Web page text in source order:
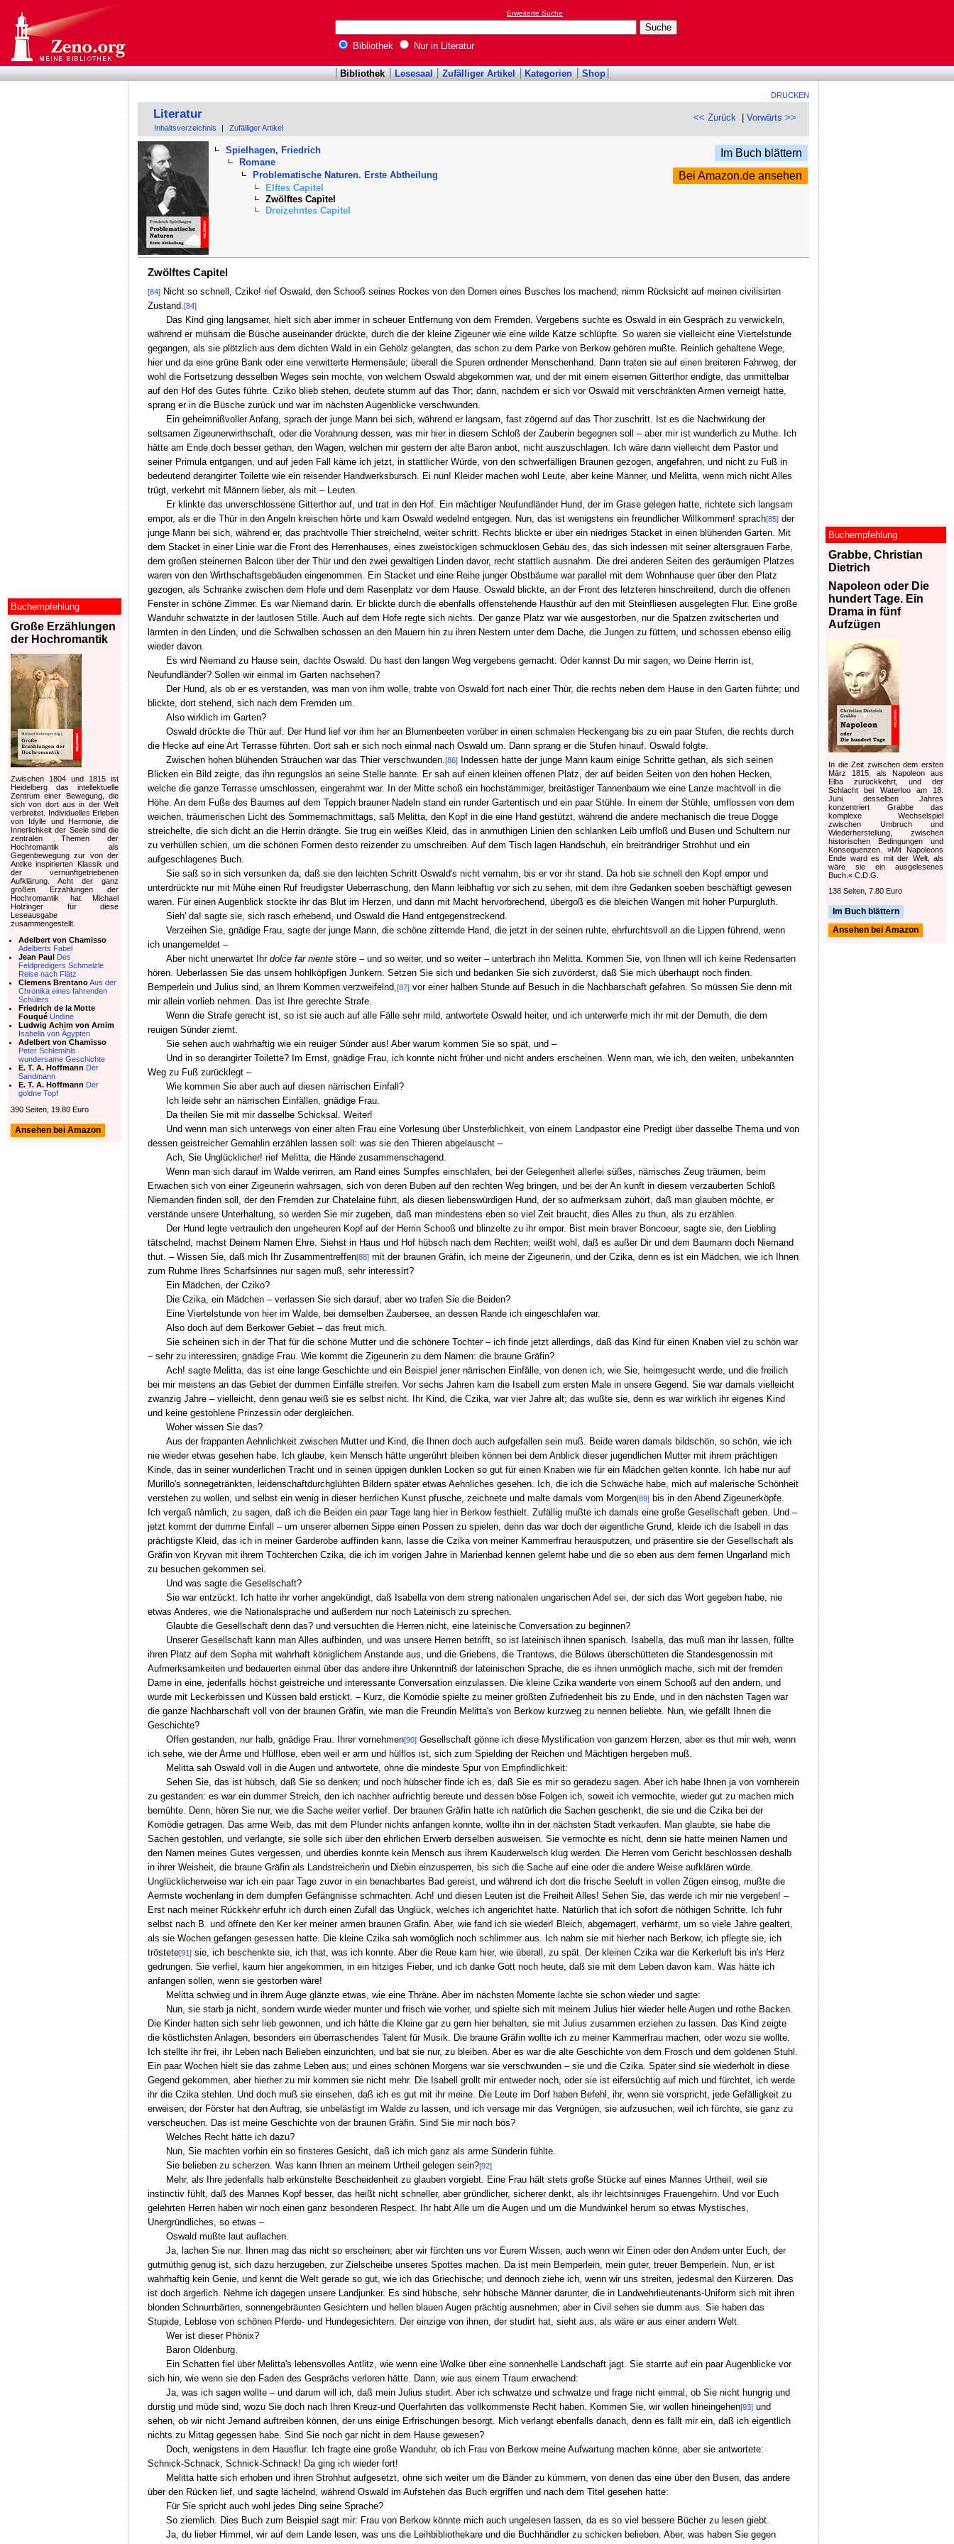
Erweiterte Suche
Bibliothek Nur in Literatur
Bibliothek Lesesaal Zufälliger Artikel Kategorien Shop
DRUCKEN
<< Zurück |Vorwärts >>
Literatur
Inhaltsverzeichnis Zufälliger Artikel
Spielhagen, Friedrich
Romane
Problematische Naturen. Erste Abtheilung
Elftes Capitel
Zwölftes Capitel
Dreizehntes Capitel
Im Buch blättern
Bei Amazon.de ansehen
Zwölftes Capitel
[84]Nicht so schnell, Cziko! rief Oswald, den Schooß seines Rockes von den Dornen eines Busches los machend; nimm Rücksicht auf meinen civilisirten
Zustand. [84]
Das Kind ging langsamer, hielt sich aber immer in scheuer Entfernung von dem Fremden. Vergebens suchte es Oswald in ein Gespräch zu verwickeln,
während er mühsam die Büsche auseinander drückte, durch die der kleine Zigeuner wie eine wilde Katze schlüpfte. So waren sie vielleicht eine Viertelstunde
gegangen, als sie plötzlich aus dem dichten Wald in ein Gehölz gelangten, das schon zu dem Parke von Berkow gehören mußte. Reinlich gehaltene Wege,
hier und da eine grüne Bank oder eine verwitterte Hermensäule; überall die Spuren ordnender Menschenhand. Dann traten sie auf einen breiteren Fahrweg, der
wohl die Fortsetzung desselben Weges sein mochte, von welchem Oswald abgekommen war, und der mit einem eisernen Gitterthor endigte, das unmittelbar
auf den Hof des Gutes führte. Cziko blieb stehen, deutete stumm auf das Thor; dann, nachdem er sich vor Oswald mit verschränkten Armen verneigt hatte,
sprang er in die Büsche zurück und war im nächsten Augenblicke verschwunden.
Ein geheimnißvoller Anfang, sprach der junge Mann bei sich, während er langsam, fast zögernd auf das Thor zuschritt. Ist es die Nachwirkung der
seltsamen Zigeunerwirthschaft, oder die Vorahnung dessen, was mir hier in diesem Schloß der Zauberin begegnen soll – aber mir ist wunderlich zu Muthe. Ich
hätte am Ende doch besser gethan, den Wagen, welchen mir gestern der alte Baron anbot, nicht auszuschlagen. Ich wäre dann vielleicht dem Pastor und
seiner Primula entgangen, und auf jeden Fall käme ich jetzt, in stattlicher Würde, von den schwerfälligen Braunen gezogen, angefahren, und nicht zu Fuß in
bedeutend derangirter Toilette wie ein reisender Handwerksbursch. Ei nun! Kleider machen wohl Leute, aber keine Männer, und Melitta, wenn mich nicht Alles
trügt, verkehrt mit Männern lieber, als mit – Leuten.
Er klinkte das unverschlossene Gitterthor auf, und trat in den Hof. Ein mächtiger Neufundländer Hund, der im Grase gelegen hatte, richtete sich langsam
empor, als er die Thür in den Angeln kreischen hörte und kam Oswald wedelnd entgegen. Nun, das ist wenigstens ein freundlicher Willkommen! sprach[85]der
junge Mann bei sich, während er, das prachtvolle Thier streichelnd, weiter schritt. Rechts blickte er über ein niedriges Stacket in einen blühenden Garten. Mit
dem Stacket in einer Linie war die Front des Herrenhauses, eines zweistöckigen schmucklosen Gebäu des, das sich indessen mit seiner altersgrauen Farbe,
dem großen steinernen Balcon über der Thür und den zwei gewaltigen Linden davor, recht stattlich ausnahm. Die drei anderen Seiten des geräumigen Platzes
waren von den Wirthschaftsgebäuden eingenommen. Ein Stacket und eine Reihe junger Obstbäume war parallel mit dem Wohnhause quer über den Platz
gezogen, als Schranke zwischen dem Hofe und dem Rasenplatz vor dem Hause. Oswald blickte, an der Front des letzteren hinschreitend, durch die offenen
Fenster in schöne Zimmer. Es war Niemand darin. Er blickte durch die ebenfalls offenstehende Hausthür auf den mit Steinfliesen ausgelegten Flur. Eine große
Wanduhr schwatzte in der lautlosen Stille. Auch auf dem Hofe regte sich nichts. Der ganze Platz war wie ausgestorben, nur die Spatzen zwitscherten und
lärmten in den Linden, und die Schwalben schossen an den Mauern hin zu ihren Nestern unter dem Dache, die Jungen zu füttern, und schossen ebenso eilig
wieder davon.
Es wird Niemand zu Hause sein, dachte Oswald. Du hast den langen Weg vergebens gemacht. Oder kannst Du mir sagen, wo Deine Herrin ist,
Neufundländer? Sollen wir einmal im Garten nachsehen?
Der Hund, als ob er es verstanden, was man von ihm wolle, trabte von Oswald fort nach einer Thür, die rechts neben dem Hause in den Garten führte; und
blickte, dort stehend, sich nach dem Fremden um.
Also wirklich im Garten?
Oswald drückte die Thür auf. Der Hund lief vor ihm her an Blumenbeeten vorüber in einen schmalen Heckengang bis zu ein paar Stufen, die rechts durch
die Hecke auf eine Art Terrasse führten. Dort sah er sich noch einmal nach Oswald um. Dann sprang er die Stufen hinauf. Oswald folgte.
Zwischen hohen blühenden Sträuchen war das Thier verschwunden.[86]
Indessen hatte der junge Mann kaum einige Schritte gethan, als sich seinen
Blicken ein Bild zeigte, das ihn regungslos an seine Stelle bannte. Er sah auf einen kleinen offenen Platz, der auf beiden Seiten von den hohen Hecken,
welche die ganze Terrasse umschlossen, eingerahmt war. In der Mitte schoß ein hochstämmiger, breitästiger Tannenbaum wie eine Lanze machtvoll in die
Höhe. An dem Fuße des Baumes auf dem Teppich brauner Nadeln stand ein runder Gartentisch und ein paar Stühle. In einem der Stühle, umflossen von dem
weichen, träumerischen Licht des Sommernachmittags, saß Melitta, den Kopf in die eine Hand gestützt, während die andere mechanisch die treue Dogge
streichelte, die sich dicht an die Herrin drängte. Sie trug ein weißes Kleid, das in anmuthigen Linien den schlanken Leib umfloß und Busen und Schultern nur
zu verhüllen schien, um die schönen Formen desto reizender zu umschreiben. Auf dem Tisch lagen Handschuh, ein breiträndriger Strohhut und ein
aufgeschlagenes Buch.
Sie saß so in sich versunken da, daß sie den leichten Schritt Oswald's nicht vernahm, bis er vor ihr stand. Da hob sie schnell den Kopf empor und
unterdrückte nur mit Mühe einen Ruf freudigster Ueberraschung, den Mann leibhaftig vor sich zu sehen, mit dem ihre Gedanken soeben beschäftigt gewesen
waren. Für einen Augenblick stockte ihr das Blut im Herzen, und dann mit Macht hervorbrechend, übergoß es die bleichen Wangen mit hoher Purpurgluth.
Sieh' da! sagte sie, sich rasch erhebend, und Oswald die Hand entgegenstreckend.
Verzeihen Sie, gnädige Frau, sagte der junge Mann, die schöne zitternde Hand, die jetzt in der seinen ruhte, ehrfurchtsvoll an die Lippen führend, wenn
ich unangemeldet –
Aber nicht unerwartet Ihrdolce far niente störe – und so weiter, und so weiter – unterbrach ihn Melitta. Kommen Sie, von Ihnen will ich keine Redensarten
hören. Ueberlassen Sie das unsern hohlköpfigen Junkern. Setzen Sie sich und bedanken Sie sich zuvörderst, daß Sie mich überhaupt noch finden.
Bemperlein und Julius sind, an Ihrem Kommen verzweifelnd, [87]vor einer halben Stunde auf Besuch in die Nachbarschaft gefahren. So müssen Sie denn mit
mir allein vorlieb nehmen. Das ist Ihre gerechte Strafe.
Wenn die Strafe gerecht ist, so ist sie auch auf alle Fälle sehr mild, antwortete Oswald heiter, und ich unterwerfe mich ihr mit der Demuth, die dem
reuigen Sünder ziemt.
Sie sehen auch wahrhaftig wie ein reuiger Sünder aus! Aber warum kommen Sie so spät, und –
Und in so derangirter Toilette? Im Ernst, gnädige Frau, ich konnte nicht früher und nicht anders erscheinen. Wenn man, wie ich, den weiten, unbekannten
Weg zu Fuß zurücklegt –
Wie kommen Sie aber auch auf diesen närrischen Einfall?
Ich leide sehr an närrischen Einfällen, gnädige Frau.
Da theilen Sie mit mir dasselbe Schicksal. Weiter!
Und wenn man sich unterwegs von einer alten Frau eine Vorlesung über Unsterblichkeit, von einem Landpastor eine Predigt über dasselbe Thema und von
dessen geistreicher Gemahlin erzählen lassen soll: was sie den Thieren abgelauscht –
Ach, Sie Unglücklicher! rief Melitta, die Hände zusammenschagend.
Wenn man sich darauf im Walde verirren, am Rand eines Sumpfes einschlafen, bei der Gelegenheit allerlei süßes, närrisches Zeug träumen, beim
Erwachen sich von einer Zigeunerin wahrsagen, sich von deren Buben auf den rechten Weg bringen, und bei der An kunft in diesem verzauberten Schloß
Niemanden finden soll, der den Fremden zur Chatelaine führt, als diesen liebenswürdigen Hund, der so aufmerksam zuhört, daß man glauben möchte, er
verstände unsere Unterhaltung, so werden Sie mir zugeben, daß man mindestens eben so viel Zeit braucht, dies Alles zu thun, als zu erzählen.
Der Hund legte vertraulich den ungeheuren Kopf auf der Herrin Schooß und blinzelte zu ihr empor. Bist mein braver Boncoeur, sagte sie, den Liebling
tätschelnd, machst Deinem Namen Ehre. Siehst in Haus und Hof hübsch nach dem Rechten; weißt wohl, daß es außer Dir und dem Baumann doch Niemand
thut. – Wissen Sie, daß mich Ihr Zusammentreffen[88]mit der braunen Gräfin, ich meine der Zigeunerin, und der Czika, denn es ist ein Mädchen, wie ich Ihnen
zum Ruhme Ihres Scharfsinnes nur sagen muß, sehr interessirt?
Ein Mädchen, der Cziko?
Die Czika, ein Mädchen – verlassen Sie sich darauf; aber wo trafen Sie die Beiden?
Eine Viertelstunde von hier im Walde, bei demselben Zaubersee, an dessen Rande ich eingeschlafen war.
Also doch auf dem Berkower Gebiet – das freut mich.
Sie scheinen sich in der That für die schöne Mutter und die schönere Tochter – ich finde jetzt allerdings, daß das Kind für einen Knaben viel zu schön war
– sehr zu interessiren, gnädige Frau. Wie kommt die Zigeunerin zu dem Namen: die braune Gräfin?
Ach! sagte Melitta, das ist eine lange Geschichte und ein Beispiel jener närrischen Einfälle, von denen ich, wie Sie, heimgesucht werde, und die freilich
bei mir meistens an das Gebiet der dummen Einfälle streifen. Vor sechs Jahren kam die Isabell zum ersten Male in unsere Gegend. Sie war damals vielleicht
zwanzig Jahre – vielleicht, denn genau weiß sie es selbst nicht. Ihr Kind, die Czika, war vier Jahre alt; das wußte sie, denn es war wirklich ihr eigenes Kind
und keine gestohlene Prinzessin oder dergleichen.
Woher wissen Sie das?
Aus der frappanten Aehnlichkeit zwischen Mutter und Kind, die Ihnen doch auch aufgefallen sein muß. Beide waren damals bildschön, so schön, wie ich
nie wieder etwas gesehen habe. Ich glaube, kein Mensch hätte ungerührt bleiben können bei dem Anblick dieser jugendlichen Mutter mit ihrem prächtigen
Kinde, das in seiner wunderlichen Tracht und in seinen üppigen dunklen Locken so gut für einen Knaben wie für ein Mädchen gelten konnte. Ich habe nur auf
Murillo's sonnegetränkten, leidenschaftdurchglühten Bildern später etwas Aehnliches gesehen. Ich, die ich die Schwäche habe, mich auf malerische Schönheit
verstehen zu wollen, und selbst ein wenig in dieser herrlichen Kunst pfusche, zeichnete und malte damals vom Morgen[89]bis in den Abend Zigeunerköpfe.
Ich vergaß nämlich, zu sagen, daß ich die Beiden ein paar Tage lang hier in Berkow festhielt. Zufällig mußte ich damals eine große Gesellschaft geben. Und –
jetzt kommt der dumme Einfall – um unserer albernen Sippe einen Possen zu spielen, denn das war doch der eigentliche Grund, kleide ich die Isabell in das
prächtigste Kleid, das ich in meiner Garderobe auffinden kann, lasse die Czika von meiner Kammerfrau herausputzen, und präsentire sie der Gesellschaft als
Gräfin von Kryvan mit ihrem Töchterchen Czika, die ich im vorigen Jahre in Marienbad kennen gelernt habe und die so eben aus dem fernen Ungarland mich
zu besuchen gekommen sei.
Und was sagte die Gesellschaft?
Sie war entzückt. Ich hatte ihr vorher angekündigt, daß Isabella von dem streng nationalen ungarischen Adel sei, der sich das Wort gegeben habe, nie
etwas Anderes, wie die Nationalsprache und außerdem nur noch Lateinisch zu sprechen.
Glaubte die Gesellschaft denn das? und versuchten die Herren nicht, eine lateinische Conversation zu beginnen?
Unserer Gesellschaft kann man Alles aufbinden, und was unsere Herren betrifft, so ist lateinisch ihnen spanisch. Isabella, das muß man ihr lassen, füllte
ihren Platz auf dem Sopha mit wahrhaft königlichem Anstande aus, und die Griebens, die Trantows, die Bülows überschütteten die Standesgenossin mit
Aufmerksamkeiten und bedauerten einmal über das andere ihre Unkenntniß der lateinischen Sprache, die es ihnen unmöglich mache, sich mit der fremden
Dame in eine, jedenfalls höchst geistreiche und interessante Conversation einzulassen. Die kleine Czika wanderte von einem Schooß auf den andern, und
wurde mit Leckerbissen und Küssen bald erstickt. – Kurz, die Komödie spielte zu meiner größten Zufriedenheit bis zu Ende, und in den nächsten Tagen war
die ganze Nachbarschaft voll von der braunen Gräfin, wie man die Freundin Melitta's von Berkow kurzweg zu nennen beliebte. Nun, wie gefällt Ihnen die
Geschichte?
Offen gestanden, nur halb, gnädige Frau. Ihrer vornehmen[90] Gesellschaft gönne ich diese Mystification von ganzem Herzen, aber es thut mir weh, wenn
ich sehe, wie der Arme und Hülflose, eben weil er arm und hülflos ist, sich zum Spielding der Reichen und Mächtigen hergeben muß.
Melitta sah Oswald voll in die Augen und antwortete, ohne die mindeste Spur von Empfindlichkeit:
Sehen Sie, das ist hübsch, daß Sie so denken; und noch hübscher finde ich es, daß Sie es mir so geradezu sagen. Aber ich habe Ihnen ja von vornherein
zu gestanden: es war ein dummer Streich, den ich nachher aufrichtig bereute und dessen böse Folgen ich, soweit ich vermochte, wieder gut zu machen mich
bemühte. Denn, hören Sie nur, wie die Sache weiter verlief. Der braunen Gräfin hatte ich natürlich die Sachen geschenkt, die sie und die Czika bei der
Komödie getragen. Das arme Weib, das mit dem Plunder nichts anfangen konnte, wollte ihn in der nächsten Stadt verkaufen. Man glaubte, sie habe die
Sachen gestohlen, und verlangte, sie solle sich über den ehrlichen Erwerb derselben ausweisen. Sie vermochte es nicht, denn sie hatte meinen Namen und
den Namen meines Gutes vergessen, und überdies konnte kein Mensch aus ihrem Kauderwelsch klug werden. Die Herren vom Gericht beschlossen deshalb
in ihrer Weisheit, die braune Gräfin als Landstreicherin und Diebin einzusperren, bis sich die Sache auf eine oder die andere Weise aufklären würde.
Unglücklicherweise war ich ein paar Tage zuvor in ein benachbartes Bad gereist, und während ich dort die frische Seeluft in vollen Zügen einsog, mußte die
Aermste wochenlang in dem dumpfen Gefängnisse schmachten. Ach! und diesen Leuten ist die Freiheit Alles! Sehen Sie, das werde ich mir nie vergeben! –
Erst nach meiner Rückkehr erfuhr ich durch einen Zufall das Unglück, welches ich angerichtet hatte. Natürlich that ich sofort die nöthigen Schritte. Ich fuhr
selbst nach B. und öffnete den Ker ker meiner armen braunen Gräfin. Aber, wie fand ich sie wieder! Bleich, abgemagert, verhärmt, um so viele Jahre gealtert,
als sie Wochen gefangen gesessen hatte. Die kleine Czika sah womöglich noch schlimmer aus. Ich nahm sie mit hierher nach Berkow; ich pflegte sie, ich
tröstete[91]sie, ich beschenkte sie, ich that, was ich konnte. Aber die Reue kam hier, wie überall, zu spät. Der kleinen Czika war die Kerkerluft bis in's Herz
gedrungen. Sie verfiel, kaum hier angekommen, in ein hitziges Fieber, und ich danke Gott noch heute, daß sie mit dem Leben davon kam. Was hätte ich
anfangen sollen, wenn sie gestorben wäre!
Melitta schwieg und in ihrem Auge glänzte etwas, wie eine Thräne. Aber im nächsten Momente lachte sie schon wieder und sagte:
Nun, sie starb ja nicht, sondern wurde wieder munter und frisch wie vorher, und spielte sich mit meinem Julius hier wieder helle Augen und rothe Backen.
Die Kinder hatten sich sehr lieb gewonnen, und ich hätte die Kleine gar zu gern hier behalten, sie mit Julius zusammen erziehen zu lassen. Das Kind zeigte
die köstlichsten Anlagen, besonders ein überraschendes Talent für Musik. Die braune Gräfin wollte ich zu meiner Kammerfrau machen, oder wozu sie wollte.
Ich stellte ihr frei, ihr Leben nach Belieben einzurichten, und bat sie nur, zu bleiben. Aber es war die alte Geschichte von dem Frosch und dem goldenen Stuhl.
Ein paar Wochen hielt sie das zahme Leben aus; und eines schönen Morgens war sie verschwunden – sie und die Czika. Später sind sie wiederholt in diese
Gegend gekommen, aber hierher zu mir kommen sie nicht mehr. Die Isabell grollt mir entweder noch, oder sie ist eifersüchtig auf mich und fürchtet, ich werde
ihr die Czika stehlen. Und doch muß sie einsehen, daß ich es gut mit ihr meine. Die Leute im Dorf haben Befehl, ihr, wenn sie vorspricht, jede Gefälligkeit zu
erweisen; der Förster hat den Auftrag, sie unbelästigt im Walde zu lassen, und ich versage mir das Vergnügen, sie aufzusuchen, weil ich fürchte, sie ganz zu
verscheuchen. Das ist meine Geschichte von der braunen Gräfin. Sind Sie mir noch bös?
Welches Recht hätte ich dazu?
Nun, Sie machten vorhin ein so finsteres Gesicht, daß ich mich ganz als arme Sünderin fühlte.
Sie belieben zu scherzen. Was kann Ihnen an meinem Urtheil gelegen sein?[92]
Mehr, als Ihre jedenfalls halb erkünstelte Bescheidenheit zu glauben vorgiebt. Eine Frau hält stets große Stücke auf eines Mannes Urtheil, weil sie
instinctiv fühlt, daß des Mannes Kopf besser, das heißt nicht schneller, aber gründlicher, sicherer denkt, als ihr leichtsinniges Frauengehirn. Und vor Euch
gelehrten Herren haben wir noch einen ganz besonderen Respect. Ihr habt Alle um die Augen und um die Mundwinkel herum so etwas Mystisches,
Unergründliches, so etwas –
Oswald mußte laut auflachen.
Ja, lachen Sie nur. Ihnen mag das nicht so erscheinen; aber wir fürchten uns vor Eurem Wissen, auch wenn wir Einen oder den Andern unter Euch, der
gutmüthig genug ist, sich dazu herzugeben, zur Zielscheibe unseres Spottes machen. Da ist mein Bemperlein, mein guter, treuer Bemperlein. Nun, er ist
wahrhaftig kein Genie, und kennt die Welt gerade so gut, wie ich das Griechische; und dennoch ziehe ich, wenn wir uns streiten, jedesmal den Kürzeren. Das
ist doch ärgerlich. Nehme ich dagegen unsere Landjunker. Es sind hübsche, sehr hübsche Männer darunter, die in Landwehrlieutenants-Uniform sich mit ihren
blonden Schnurrbärten, sonnengebräunten Gesichtern und hellen blauen Augen prächtig ausnehmen; aber in Civil sehen sie dumm aus. Sie haben das
Stupide, Leblose von schönen Pferde- und Hundegesichtern. Der einzige von ihnen, der studirt hat, sieht aus, als wäre er aus einer andern Welt.
Wer ist dieser Phönix?
Baron Oldenburg.
Ein Schatten fiel über Melitta's lebensvolles Antlitz, wie wenn eine Wolke über eine sonnenhelle Landschaft jagt. Sie starrte auf ein paar Augenblicke vor
sich hin, wie wenn sie den Faden des Gesprächs verloren hätte. Dann, wie aus einem Traum erwachend:
Ja, was ich sagen wollte – und darum will ich, daß mein Julius studirt. Aber ich schwatze und schwatze und frage nicht einmal, ob Sie nicht hungrig und
durstig und müde sind, wozu Sie doch nach Ihren Kreuz-und Querfahrten das vollkommenste Recht haben. Kommen Sie, wir wollen hineingehen[93]und
sehen, ob wir nicht Jemand auftreiben können, der uns einige Erfrischungen besorgt. Mich verlangt ebenfalls danach, denn es fällt mir ein, daß ich eigentlich
nichts zu Mittag gegessen habe. Sind Sie noch gar nicht in dem Hause gewesen?
Doch, wenigstens in dem Hausflur. Ich fragte eine große Wanduhr, ob ich Frau von Berkow meine Aufwartung machen könne, aber sie antwortete:
Schnick-Schnack, Schnick-Schnack! Da ging ich wieder fort!
Melitta hatte sich erhoben und ihren Strohhut aufgesetzt, ohne sich weiter um die Bänder zu kümmern, von denen das eine über den Busen, das andere
über den Rücken lief, und sagte lächelnd, während Oswald im Aufstehen das Buch ergriffen und nach dem Titel gesehen hatte:
Für Sie spricht auch wohl jedes Ding seine Sprache?
So ziemlich. Dies Buch zum Beispiel sagt mir: Frau von Berkow könnte mich auch ungelesen lassen, da es so viel bessere Bücher zu lesen giebt.
Ja, du lieber Himmel, wir auf dem Lande lesen, was uns die Leihbibliothekare und die Buchhändler zu schicken belieben. Aber, was haben Sie gegen
Buchempfehlung
Grabbe, Christian
Dietrich
Napoleon oder Die
hundert Tage. Ein
Drama in fünf
Aufzügen
In die Zeit zwischen dem ersten
März 1815, als Napoleon aus
Elba zurückkehrt, und der
Schlacht bei Waterloo am 18.
Juni desselben Jahres
konzentriert Grabbe das
komplexe Wechselspiel
zwischen Umbruch und
Wiederherstellung, zwischen
historischen Bedingungen und
Konsequenzen. »Mit Napoleons
Ende ward es mit der Welt, als
wäre sie ein ausgelesenes
Buch.« C.D.G.
138 Seiten, 7.80 Euro
Im Buch blättern
Ansehen bei Amazon
Buchempfehlung
Große Erzählungen
der Hochromantik
Zwischen 1804 und 1815 ist
Heidelberg das intellektuelle
Zentrum einer Bewegung, die
sich von dort aus in der Welt
verbreitet. Individuelles Erleben
von Idylle und Harmonie, die
Innerlichkeit der Seele sind die
zentralen Themen der
Hochromantik als
Gegenbewegung zur von der
Antike inspirierten Klassik und
der vernunftgetriebenen
Aufklärung. Acht der ganz
großen Erzählungen der
Hochromantik hat Michael
Holzinger für diese
Leseausgabe
zusammengestellt.
Adelbert von Chamisso
Adelberts Fabel
Jean Paul Des
Feldpredigers Schmelzle
Reise nach Flätz
Clemens BrentanoAus der
Chronika eines fahrenden
Schülers
Friedrich de la Motte
Fouqué Undine
Ludwig Achim von Arnim
Isabella von Ägypten
Adelbert von Chamisso
Peter Schlemihls
wundersame Geschichte
E. T. A. Hoffmann Der
Sandmann
E. T. A. Hoffmann Der
goldne Topf
390 Seiten, 19.80 Euro
Ansehen bei Amazon